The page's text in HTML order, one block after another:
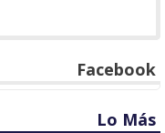
Facebook
Lo Más